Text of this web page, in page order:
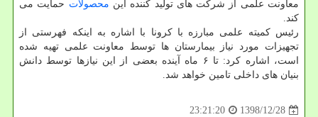
معاونت علمی از شركت های تولید كننده این محصولات حمایت می
كند.
رئیس كمیته علمی مبارزه با كرونا با اشاره به اینكه فهرستی از
تجهیزات مورد نیاز بیمارستان ها توسط معاونت علمی تهیه شده
است، اشاره كرد: تا ۶ ماه آینده بعضی از این نیازها توسط دانش
بنیان های داخلی تامین خواهد شد.
1398/12/28
23:21:20